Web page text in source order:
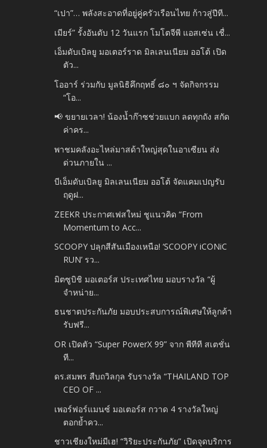
“เปา”… พลังสะอาดที่อยู่คู่ครัวเรือนไทย ก้าวสู่ปีที...
เมียร์” รั้งอันดับ 12 วันแรก โมโตจีพี แอสเซ่น เชื่...
เอ็มดับเบิลยู มอเตอร์ราด มิลเลนเนียม ออโต้ เปิด
ตัว...
โออาร์ ร่วมกับ มูลนิธิคึกฤทธิ์ ๘๐ ฯ จัดกิจกรรม
“โอ...
📢 ขยายเวลา! น้องน้ำก๊าซช่วยแบก ลดทุกถัง สกัด
ค่าคร...
พาชมคลังอะไหล่มาสด้าใหญ่สุดในอาเซียน ส่ง
ด่วนภายใน ...
บีเอ็มดับเบิลยู มิลเลนเนียม ออโต้ จัดแคมเปญรับ
ฤดูฝ...
ZEEKR ประกาศเฟสใหม่ ชูแนวคิด “From
Momentum to Acc...
SCOOPY ปลุกสีสันเมืองเหนือ! ‘SCOOPY iCONiC
RUN’ รว...
มิตซูบิชิ มอเตอร์ส ประเทศไทย มอบรางวัล “ผู้
จำหน่าย...
ธนชาตประกันภัย มอบประสบการณ์พิเศษให้ลูกค้า
รับฟรี...
OR เปิดตัว “Super PowerX 99” จาก พีทีที สเตชั่น
ที...
ดร.สมพร สืบถวิลกุล รับรางวัล “THAILAND TOP
CEO OF ...
เพอร์ฟอร์แมนซ์ มอเตอร์ส กวาด 4 รางวัลใหญ่
ตอกย้ำคว...
ชาวเชียงใหม่มีเฮ! “วิริยะประกันภัย” เปิดจุดบริการ